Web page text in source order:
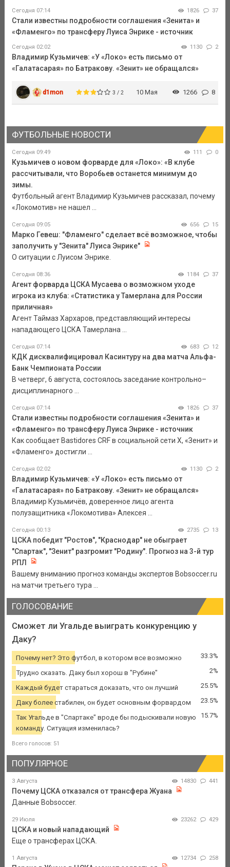
Сегодня 07:14 1826 37
Стали известны подробности соглашения «Зенита» и
«Фламенго» по трансферу Луиса Энрике - источник
Сегодня 02:02 1130 2
Владимир Кузьмичев: «У «Локо» есть письмо от
«Галатасарая» по Батракову. «Зенит» не обращался»
d1mon 3 / 2 10 Мая 1266 8
ФУТБОЛЬНЫЕ НОВОСТИ
Сегодня 09:49 111 0
Кузьмичев о новом форварде для «Локо»: «В клубе
рассчитывали, что Воробьев останется минимум до
зимы.
Футбольный агент Владимир Кузьмичев рассказал, почему
«Локомотив» не нашел ...
Сегодня 09:05 656 15
Марко Гевеш: "Фламенго" сделает всё возможное, чтобы
заполучить у "Зенита" Луиса Энрике"
О ситуации с Луисом Энрике.
Сегодня 08:36 1184 37
Агент форварда ЦСКА Мусаева о возможном уходе
игрока из клуба: «Статистика у Тамерлана для России
приличная»
Агент Таймаз Хархаров, представляющий интересы
нападающего ЦСКА Тамерлана ...
Сегодня 07:14 683 12
КДК дисквалифицировал Касинтуру на два матча Альфа-
Банк Чемпионата России
В четверг, 6 августа, состоялось заседание контрольно–
дисциплинарного ...
Сегодня 07:14 1826 37
Стали известны подробности соглашения «Зенита» и
«Фламенго» по трансферу Луиса Энрике - источник
Как сообщает Bastidores CRF в социальной сети Х, «Зенит» и
«Фламенго» достигли ...
Сегодня 02:02 1130 2
Владимир Кузьмичев: «У «Локо» есть письмо от
«Галатасарая» по Батракову. «Зенит» не обращался»
Владимир Кузьмичёв, доверенное лицо агента
полузащитника «Локомотива» Алексея ...
Сегодня 00:13 2735 13
ЦСКА победит "Ростов", "Краснодар" не обыграет
"Спартак", "Зенит" разгромит "Родину". Прогноз на 3-й тур
РПЛ
Вашему вниманию прогноз команды экспертов Bobsoccer.ru
на матчи третьего тура ...
ГОЛОСОВАНИЕ
Сможет ли Угальде выиграть конкуренцию у
Даку?
Почему нет? Это футбол, в котором все возможно 33.3%
Трудно сказать. Даку был хорош в "Рубине" 2%
Каждый будет стараться доказать, что он лучший 25.5%
Даку более стабилен, он будет основным форвардом 23.5%
Так Угальде в "Спартаке" вроде бы подыскивали новую
команду. Ситуация изменилась?
15.7%
Всего голосов: 51
ПОПУЛЯРНОЕ
3 Августа 14830 441
Почему ЦСКА отказался от трансфера Жуана
Данные Bobsoccer.
29 Июля 23262 429
ЦСКА и новый нападающий
Еще о трансферах ЦСКА.
1 Августа 12734 258